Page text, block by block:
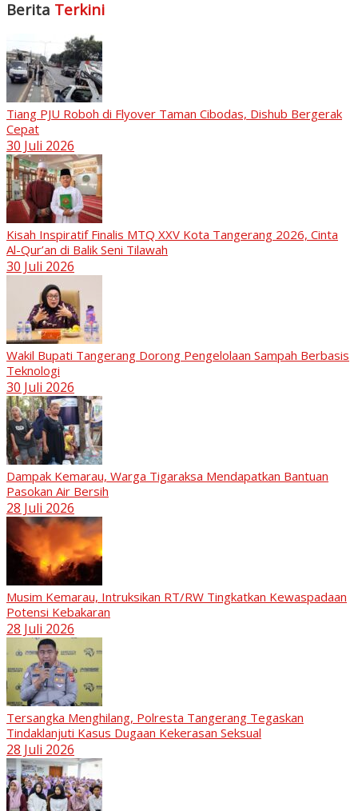
Berita Terkini
Tiang PJU Roboh di Flyover Taman Cibodas, Dishub Bergerak
Cepat
30 Juli 2026
Kisah Inspiratif Finalis MTQ XXV Kota Tangerang 2026, Cinta
Al-Qur’an di Balik Seni Tilawah
30 Juli 2026
Wakil Bupati Tangerang Dorong Pengelolaan Sampah Berbasis
Teknologi
30 Juli 2026
Dampak Kemarau, Warga Tigaraksa Mendapatkan Bantuan
Pasokan Air Bersih
28 Juli 2026
Musim Kemarau, Intruksikan RT/RW Tingkatkan Kewaspadaan
Potensi Kebakaran
28 Juli 2026
Tersangka Menghilang, Polresta Tangerang Tegaskan
Tindaklanjuti Kasus Dugaan Kekerasan Seksual
28 Juli 2026